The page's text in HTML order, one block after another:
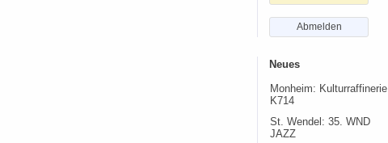
Abmelden
Neues
Monheim: Kulturraffinerie
K714
St. Wendel: 35. WND
JAZZ